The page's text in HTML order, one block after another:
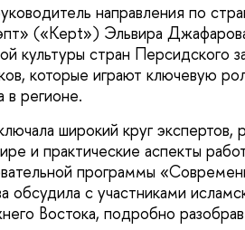
направления по
(«Kept») Эльвира
культуры стран Персидского
которые играют ключевую
в регионе.
широкий круг
и практические аспекты
программы
обсудила с участниками
Востока, подробно